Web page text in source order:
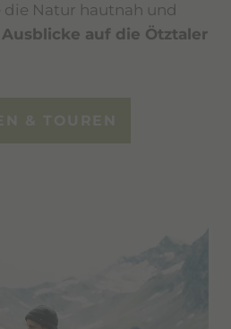
die Natur hautnah und
auf die Ötztaler